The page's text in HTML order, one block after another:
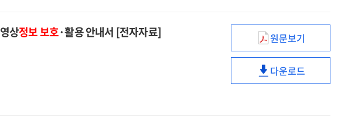
수행안내서
[전자자료]
:
버전:
6.0
개인정보
영향평가
수행안내서
[전자자료]
:
영상정보보호·활용 안내서 [전자자료]
(이동형
영상정보처리기
위한)
개인영상정보
원문보기
(이동형
다운로드